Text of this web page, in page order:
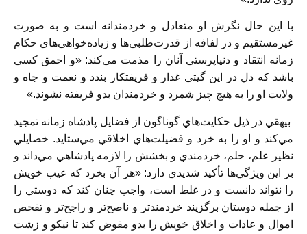
با اين حال نگرش او متعادل و خردمندانه است و به صورت
غيرمستقيم و در لفافه از قدرت‌طلبی‌ها و زياده‌خواهی‌های حكام
زمانه انتقاد و دنياپرستی آنان را مذمت می‌كند: «و احمق كسی
باشد كه دل در اين گيتی غدار و فريفتكار بندد و نعمت و جاه و
ولايت او را به هيچ چيز شمرد و خردمندان بدو فريفته نشوند.»
بيهقي در ذيل حكايت‌هاي گوناگون از فضايل پادشاه زمانه تمجيد
مي‌كند و او را به خرد و فضيلت‌هاي اخلاقي مي‌ستايد. خصايلي
نظير علم، حلم، خردمندي و بخشش را لازمه پادشاهي مي‌داند و
بر اين ويژگي‌ها تأكيد شديدي دارد: «هر آن بخرد كه عيب خويش
را نتواند دانست و در غلط است، واجب چنان كند كه دوستي را
از جمله دوستان برگزيند خردمندتر و ناصح‌تر و راجح‌تر و تفحص
اموال و عادات و اخلاق خويش را بدو مفوض كند تا نيكو و زشت